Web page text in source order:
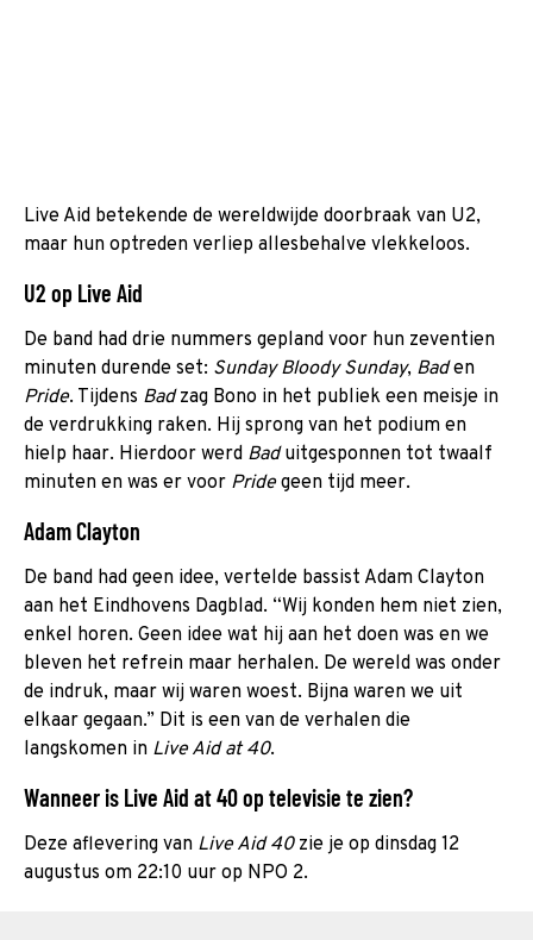
Live Aid betekende de wereldwijde doorbraak van U2,
maar hun optreden verliep allesbehalve vlekkeloos.
U2 op Live Aid
De band had drie nummers gepland voor hun zeventien
minuten durende set: Sunday Bloody Sunday, Baden
Pride. Tijdens Badzag Bono in het publiek een meisje in
de verdrukking raken. Hij sprong van het podium en
hielp haar. Hierdoor werd Baduitgesponnen tot twaalf
minuten en was er voor Pridegeen tijd meer.
Adam Clayton
De band had geen idee, vertelde bassist Adam Clayton
aan het Eindhovens Dagblad. “Wij konden hem niet zien,
enkel horen. Geen idee wat hij aan het doen was en we
bleven het refrein maar herhalen. De wereld was onder
de indruk, maar wij waren woest. Bijna waren we uit
elkaar gegaan.” Dit is een van de verhalen die
langskomen in Live Aid at 40.
Wanneer is Live Aid at 40 op televisie te zien?
Deze aflevering van Live Aid 40zie je op dinsdag 12
augustus om 22:10 uur op NPO 2.